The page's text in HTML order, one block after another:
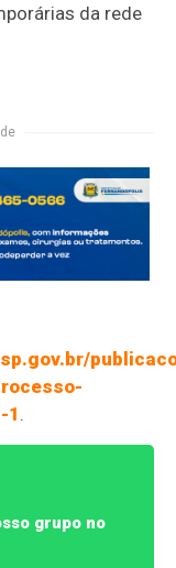
da rede
1 .
grupo no